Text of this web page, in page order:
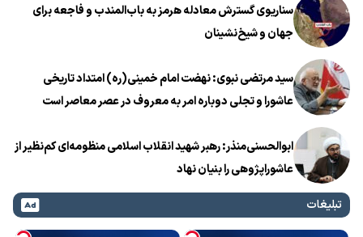
سناریوی گسترش معادله هرمز به باب‌المندب و فاجعه برای
جهان و شیخ‌نشینان
سید مرتضی نبوی: نهضت امام خمینی(ره) امتداد تاریخی
عاشورا و تجلی دوباره امر به معروف در عصر معاصر است
ابوالحسنی‌منذر: رهبر شهید انقلاب اسلامی منظومه‌ای کم‌نظیر از
عاشوراپژوهی را بنیان نهاد
تبلیغات